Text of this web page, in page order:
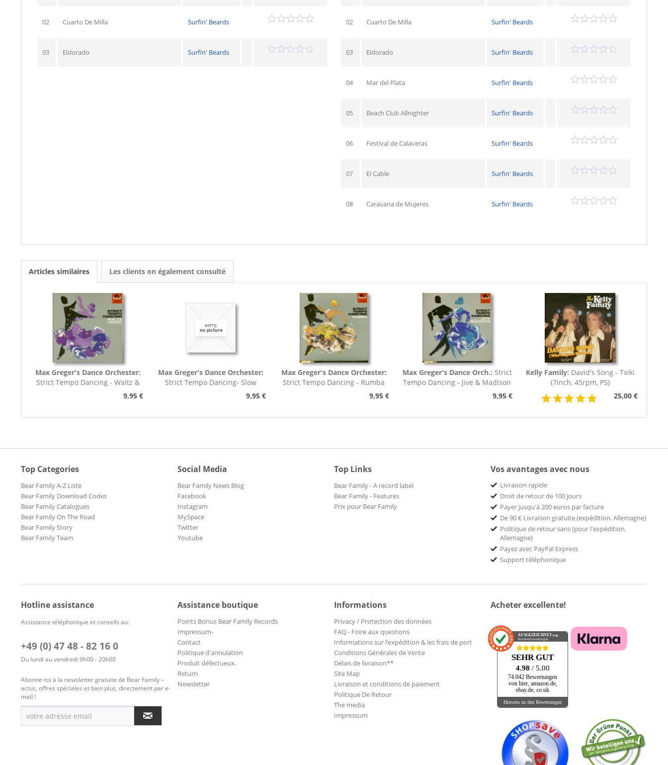
02 Cuarto De Milla Surfin' Beards
03 Eldorado Surfin' Beards
02 Cuarto De Milla Surfin' Beards
03 Eldorado Surfin' Beards
04 Mar del Plata Surfin' Beards
05 Beach Club Allnighter Surfin' Beards
06 Festival de Calaveras Surfin' Beards
07 El Cable Surfin' Beards
08 Caravana de Mujeres Surfin' Beards
Articles similaires Les clients on également consulté
Max Greger's Dance Orchester:
Strict Tempo Dancing - Waltz &
9,95 €
Max Greger's Dance Orchester:
Strict Tempo Dancing- Slow
9,95 €
Max Greger's Dance Orchester:
Strict Tempo Dancing - Rumba
9,95 €
Max Greger's Dance Orch.: Strict
Tempo Dancing - Jive & Madison
9,95 €
Kelly Family: David's Song - Txiki
(7inch, 45rpm, PS)
25,00 €
Top Categories
Bear Family A-Z Liste
Bear Family Download Codes
Bear Family Catalogues
Bear Family On The Road
Bear Family Story
Bear Family Team
Social Media
Bear Family News Blog
Facebook
Instagram
MySpace
Twitter
Youtube
Top Links
Bear Family - A record label
Bear Family - Features
Prix pour Bear Family
Vos avantages avec nous
Livraison rapide
Droit de retour de 100 jours
Payer jusqu'à 200 euros par facture
De 90 € Livraison gratuite (expédition. Allemagne)
Politique de retour sans (pour l'expédition.
Allemagne)
Payez avec PayPal Express
Support téléphonique
Hotline assistance
Assistance téléphonique et conseils au:
+49 (0) 47 48 - 82 16 0
Du lundi au vendredi 9h00 - 20h00
Abonne-toi à la newsletter gratuite de Bear Family –
actus, offres spéciales et bien plus, directement par e-
mail !
Assistance boutique
Points Bonus Bear Family Records
Impressum-
Contact
Politique d'annulation
Produit défectueux.
Return
Newsletter
Informations
Privacy / Protection des données
FAQ - Foire aux questions
Informations sur l’expédition & les frais de port
Conditions Générales de Vente
Délais de livraison**
Site Map
Livraison et conditions de paiement
Politique De Retour
The media
Impressum
Acheter excellente!
AUSGEZEICHNET.org
Kundenbewertungen
SEHR GUT
4.98 / 5.00
74.042 Bewertungen
von hier, amazon.de,
ebay.de, co.uk
Hinweis zu den Bewertungen